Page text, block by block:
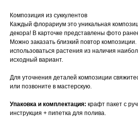
Композиция из суккулентов
Каждый флорариум это уникальная
декора! В карточке представлены фото
Можно заказать близкий повтор
использоваться растения из наличия
исходный вариант.
Для уточнения деталей композиции
или позвоните в мастерскую.
Упаковка и комплектация: крафт пакет с
инструкция + пипетка для полива.